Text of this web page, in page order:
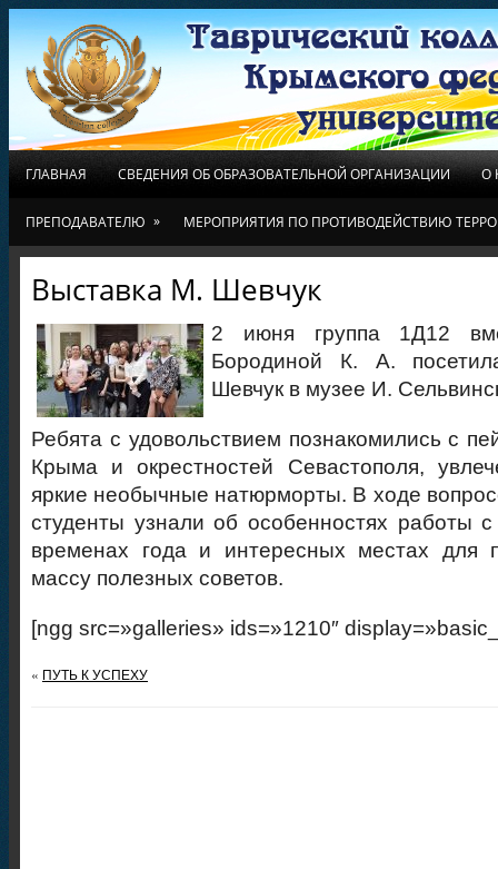
ГЛАВНАЯ СВЕДЕНИЯ ОБ ОБРАЗОВАТЕЛЬНОЙ ОРГАНИЗАЦИИ О
ПРЕПОДАВАТЕЛЮ » МЕРОПРИЯТИЯ ПО ПРОТИВОДЕЙСТВИЮ
Выставка М. Шевчук
2 июня группа 1Д12
Бородиной К. А.
Шевчук в музее И.
Ребята с удовольствием познакомились с
Крыма и окрестностей Севастополя,
яркие необычные натюрморты. В ходе
студенты узнали об особенностях работы
временах года и интересных местах для
массу полезных советов.
[ngg src=»galleries» ids=»1210″
« ПУТЬ К УСПЕХУ